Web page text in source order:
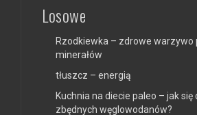
Losowe
Rzodkiewka – zdrowe warzywo
minerałów
tłuszcz – energią
Kuchnia na diecie paleo – jak
zbędnych węglowodanów?